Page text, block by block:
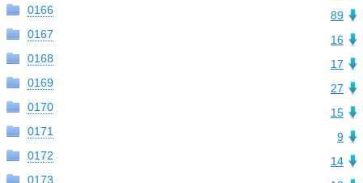
89
0166
16
0167
17
0168
27
0169
15
0170
9
0171
14
0172
0173